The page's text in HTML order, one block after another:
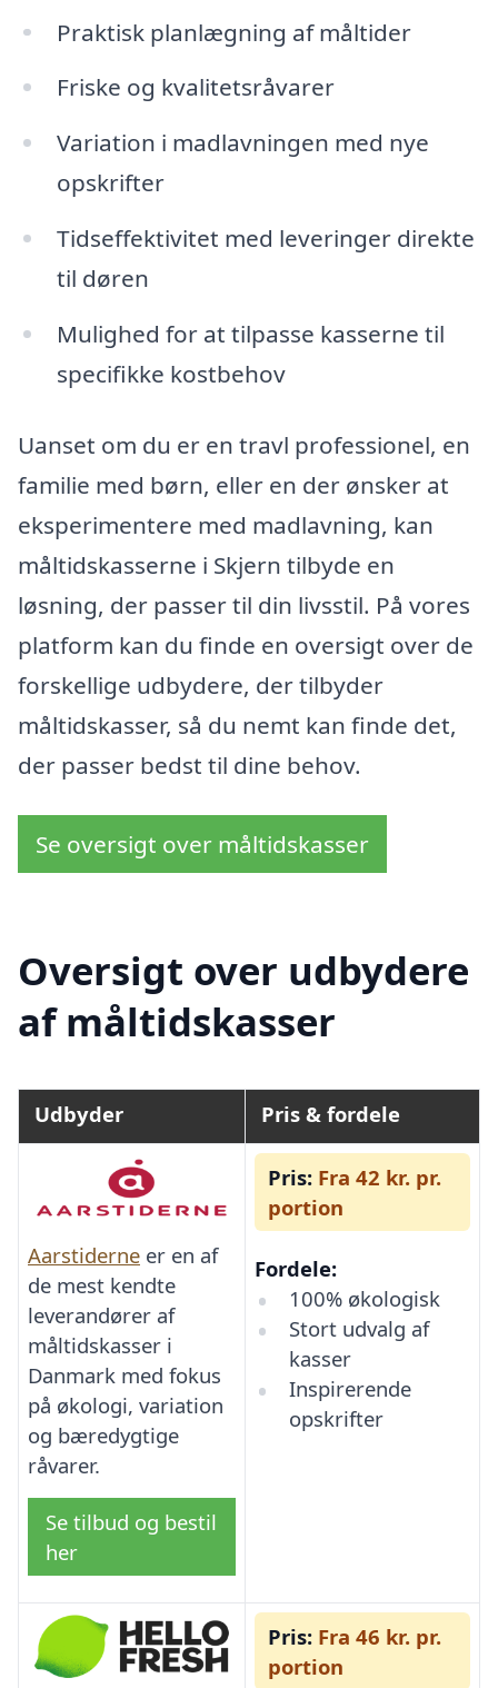
Praktisk planlægning af måltider
Friske og kvalitetsråvarer
Variation i madlavningen med nye
opskrifter
Tidseffektivitet med leveringer direkte
til døren
Mulighed for at tilpasse kasserne til
specifikke kostbehov
Uanset om du er en travl professionel, en
familie med børn, eller en der ønsker at
eksperimentere med madlavning, kan
måltidskasserne i Skjern tilbyde en
løsning, der passer til din livsstil. På vores
platform kan du finde en oversigt over de
forskellige udbydere, der tilbyder
måltidskasser, så du nemt kan finde det,
der passer bedst til dine behov.
Se oversigt over måltidskasser
Oversigt over udbydere
af måltidskasser
Udbyder Pris & fordele
Aarstiderne er en af
de mest kendte
leverandører af
måltidskasser i
Danmark med fokus
på økologi, variation
og bæredygtige
råvarer.
Se tilbud og bestil
her
Pris: Fra 42 kr. pr.
portion
Fordele:
100% økologisk
Stort udvalg af
kasser
Inspirerende
opskrifter
Pris: Fra 46 kr. pr.
portion